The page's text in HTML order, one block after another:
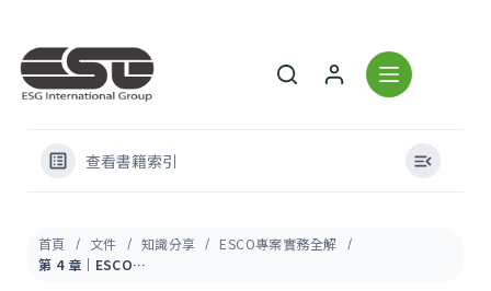
查看書籍索引
首頁 文件 知識分享
ESCO專案實務全解
第 4 章｜ESCO 常見的合作模式與專案型態